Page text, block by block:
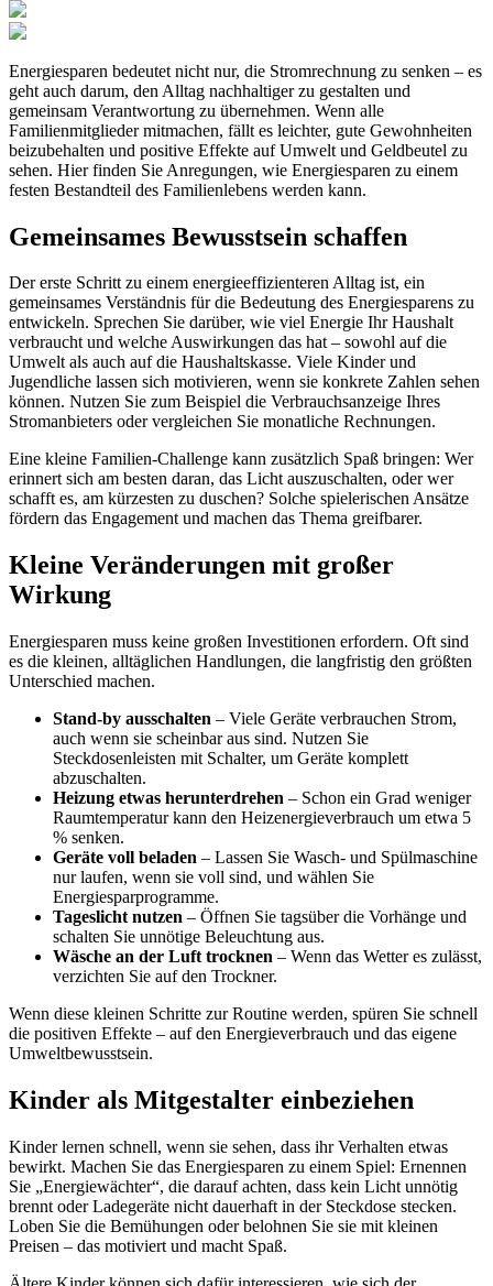
Energiesparen bedeutet nicht nur, die Stromrechnung zu senken – es
geht auch darum, den Alltag nachhaltiger zu gestalten und
gemeinsam Verantwortung zu übernehmen. Wenn alle
Familienmitglieder mitmachen, fällt es leichter, gute Gewohnheiten
beizubehalten und positive Effekte auf Umwelt und Geldbeutel zu
sehen. Hier finden Sie Anregungen, wie Energiesparen zu einem
festen Bestandteil des Familienlebens werden kann.
Gemeinsames Bewusstsein schaffen
Der erste Schritt zu einem energieeffizienteren Alltag ist, ein
gemeinsames Verständnis für die Bedeutung des Energiesparens zu
entwickeln. Sprechen Sie darüber, wie viel Energie Ihr Haushalt
verbraucht und welche Auswirkungen das hat – sowohl auf die
Umwelt als auch auf die Haushaltskasse. Viele Kinder und
Jugendliche lassen sich motivieren, wenn sie konkrete Zahlen sehen
können. Nutzen Sie zum Beispiel die Verbrauchsanzeige Ihres
Stromanbieters oder vergleichen Sie monatliche Rechnungen.
Eine kleine Familien-Challenge kann zusätzlich Spaß bringen: Wer
erinnert sich am besten daran, das Licht auszuschalten, oder wer
schafft es, am kürzesten zu duschen? Solche spielerischen Ansätze
fördern das Engagement und machen das Thema greifbarer.
Kleine Veränderungen mit großer
Wirkung
Energiesparen muss keine großen Investitionen erfordern. Oft sind
es die kleinen, alltäglichen Handlungen, die langfristig den größten
Unterschied machen.
Stand-by ausschalten – Viele Geräte verbrauchen Strom,
auch wenn sie scheinbar aus sind. Nutzen Sie
Steckdosenleisten mit Schalter, um Geräte komplett
abzuschalten.
Heizung etwas herunterdrehen – Schon ein Grad weniger
Raumtemperatur kann den Heizenergieverbrauch um etwa 5
% senken.
Geräte voll beladen – Lassen Sie Wasch- und Spülmaschine
nur laufen, wenn sie voll sind, und wählen Sie
Energiesparprogramme.
Tageslicht nutzen – Öffnen Sie tagsüber die Vorhänge und
schalten Sie unnötige Beleuchtung aus.
Wäsche an der Luft trocknen – Wenn das Wetter es zulässt,
verzichten Sie auf den Trockner.
Wenn diese kleinen Schritte zur Routine werden, spüren Sie schnell
die positiven Effekte – auf den Energieverbrauch und das eigene
Umweltbewusstsein.
Kinder als Mitgestalter einbeziehen
Kinder lernen schnell, wenn sie sehen, dass ihr Verhalten etwas
bewirkt. Machen Sie das Energiesparen zu einem Spiel: Ernennen
Sie „Energiewächter“, die darauf achten, dass kein Licht unnötig
brennt oder Ladegeräte nicht dauerhaft in der Steckdose stecken.
Loben Sie die Bemühungen oder belohnen Sie sie mit kleinen
Preisen – das motiviert und macht Spaß.